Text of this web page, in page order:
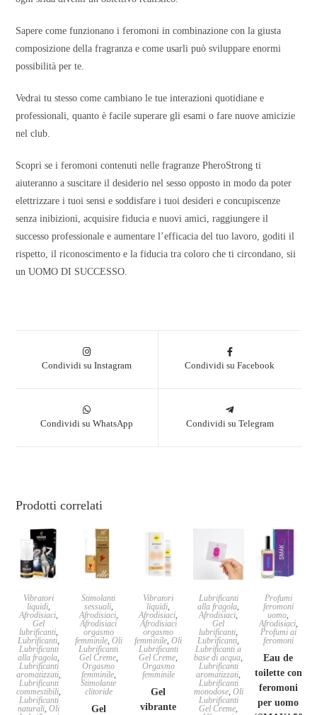
Sapere come funzionano i feromoni in combinazione con la giusta
composizione della fragranza e come usarli può sviluppare enormi
possibilità per te.
Vedrai tu stesso come cambiano le tue interazioni quotidiane e
professionali, quanto è facile superare gli esami o fare nuove amicizie
nel club.
Scopri se i feromoni contenuti nelle fragranze PheroStrong ti
aiuteranno a suscitare il desiderio nel sesso opposto in modo da poter
elettrizzare i tuoi sensi e soddisfare i tuoi desideri e concupiscenze
senza inibizioni, acquisire fiducia e nuovi amici, raggiungere il
successo professionale e aumentare l’efficacia del tuo lavoro, goditi il
rispetto, il riconoscimento e la fiducia tra coloro che ti circondano, sii
un UOMO DI SUCCESSO.
Condividi su Instagram Condividi su Facebook
Condividi su WhatsApp Condividi su Telegram
Prodotti correlati
Vibratori
liquidi,
Afrodisiaci,
Gel
lubrificanti,
Lubrificanti,
Lubrificanti
alla fragola,
Lubrificanti
aromatizzati,
Lubrificanti
commestibili,
Lubrificanti
naturali,Oli
Stimolanti
sessuali,
Afrodisiaci,
Afrodisiaci
orgasmo
femminile, Oli
Lubrificanti
Gel Creme,
Orgasmo
femminile,
Stimolante
clitoride
Gel
Vibratori
liquidi,
Afrodisiaci,
Afrodisiaci
orgasmo
femminile,Oli
Lubrificanti
Gel Creme,
Orgasmo
femminile
Gel
vibrante
Lubrificanti
alla fragola,
Afrodisiaci,
Gel
lubrificanti,
Lubrificanti,
Lubrificanti a
base di acqua,
Lubrificanti
aromatizzati,
Lubrificanti
monodose, Oli
Lubrificanti
Gel Creme,
Profumi
feromoni
uomo,
Afrodisiaci,
Profumi ai
feromoni
Eau de
toilette con
feromoni
per uomo